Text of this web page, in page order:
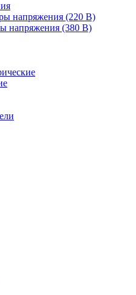
напряжения (220 В)
напряжения (380 В)